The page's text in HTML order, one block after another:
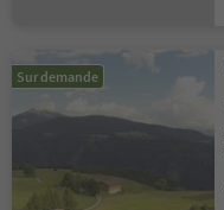
Sur demande